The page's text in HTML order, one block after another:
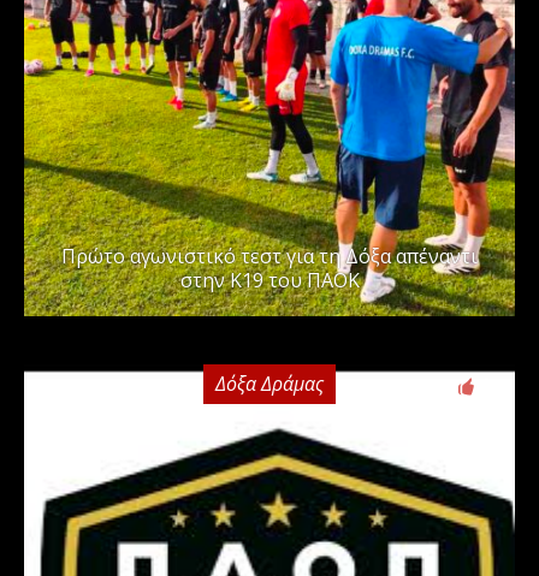
Πρώτο αγωνιστικό τεστ για τη Δόξα απέναντι
στην Κ19 του ΠΑΟΚ
Δόξα Δράμας